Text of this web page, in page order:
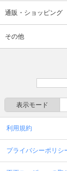
通販・ショッピング
その他
表示モード
利用規約
プライバシーポリシ